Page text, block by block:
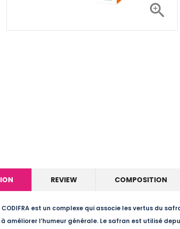

REVIEW COMPOSITION
est un complexe qui associe les vertus du
améliorer l’humeur générale. Le safran est utilisé